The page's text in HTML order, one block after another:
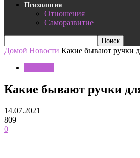
Психология
Отношения
Саморазвитие
Домой Новости Какие бывают ручки
Какие бывают ручки
14.07.2021
809
0